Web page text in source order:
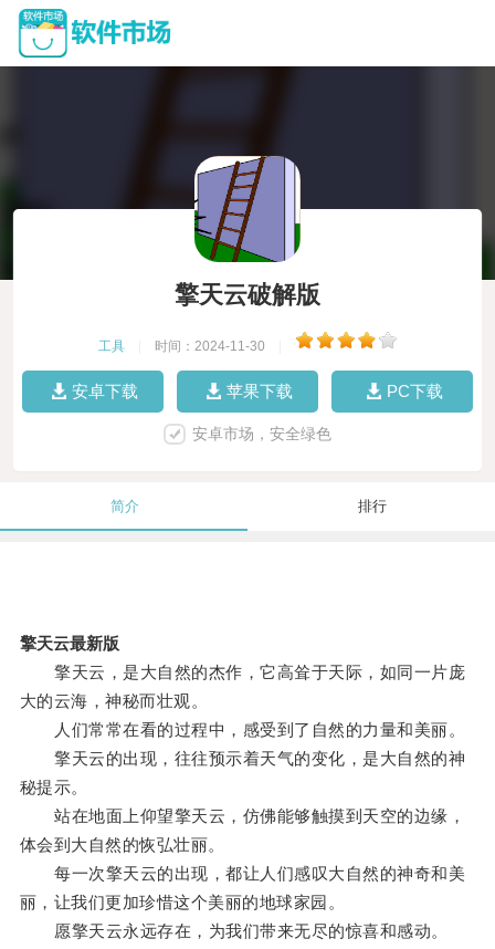
擎天云破解版
工具 时间：2024-11-30
安卓下载 苹果下载 PC下载
安卓市场，安全绿色
简介 排行
擎天云最新版
擎天云，是大自然的杰作，它高耸于天际，如同一片庞
大的云海，神秘而壮观。
人们常常在看的过程中，感受到了自然的力量和美丽。
擎天云的出现，往往预示着天气的变化，是大自然的神
秘提示。
站在地面上仰望擎天云，仿佛能够触摸到天空的边缘，
体会到大自然的恢弘壮丽。
每一次擎天云的出现，都让人们感叹大自然的神奇和美
丽，让我们更加珍惜这个美丽的地球家园。
愿擎天云永远存在，为我们带来无尽的惊喜和感动。